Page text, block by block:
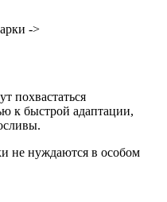
->
похвастаться
к быстрой адаптации,
не нуждаются в особом